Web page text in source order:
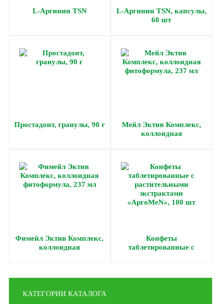
L-Аргинин TSN
L-Аргинин TSN, капсулы,
60 шт
Простадонт, гранулы, 90 г
Мейл Эктив Комплекс,
коллоидная
Фимейл Эктив Комплекс,
коллоидная
Конфеты
таблетированные с
КАТЕГОРИИ КАТАЛОГА